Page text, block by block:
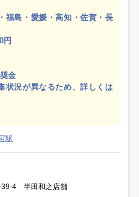
福島・愛媛・高知・佐賀・長
円
金
状況が異なるため、詳しくは
駅
39-4 半田和之店舗